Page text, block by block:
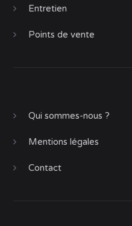
Entretien
Points de vente
Qui sommes-nous ?
Mentions légales
Contact